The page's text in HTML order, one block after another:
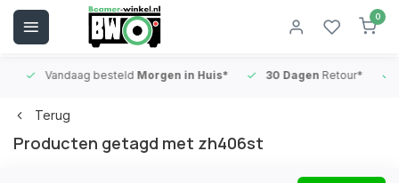
0
Vandaag besteldMorgen in Huis* 30 DagenRetour*
Terug
Producten getagd met zh406st